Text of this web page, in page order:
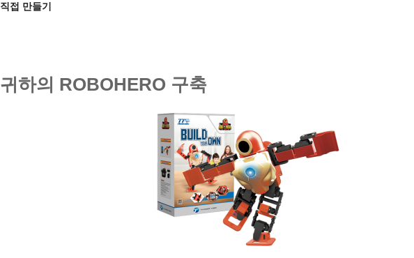
직접 만들기
귀하의 ROBOHERO 구축